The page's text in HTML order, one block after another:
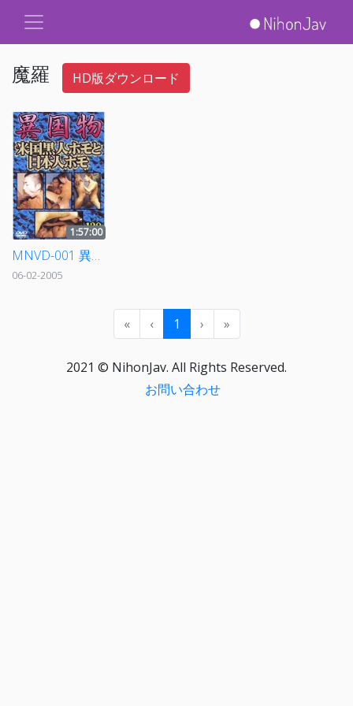
魔羅 HD版ダウンロード
1:57:00
MNVD-001 異国物 米国黒人ホモと日本人ホモ
06-02-2005
« ‹ 1 › »
2021 © NihonJav. All Rights Reserved.
お問い合わせ